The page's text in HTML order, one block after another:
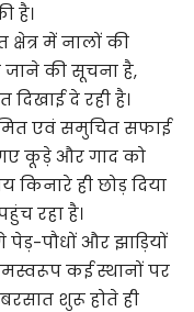
है।
में नालों की
जाने की सूचना है,
दे रही है।
एवं समुचित सफाई
कूड़े और गाद को
ही छोड़ दिया
रहा है।
पौधों और झाड़ियों
कई स्थानों पर
शुरू होते ही